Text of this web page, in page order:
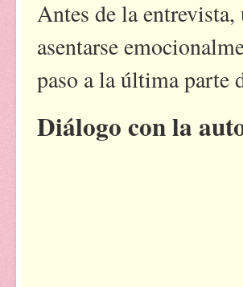
Antes de la
asentarse
paso a la última parte
Diálogo con la